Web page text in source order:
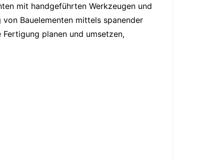
mit handgeführten Werkzeugen und
Bauelementen mittels spanender
planen und umsetzen,